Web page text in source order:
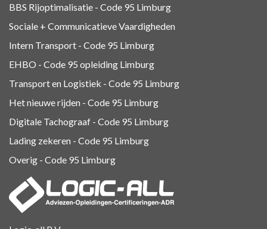
BBS Rijoptimalisatie - Code 95 Limburg
Sociale + Communicatieve Vaardigheden
Intern Transport - Code 95 Limburg
EHBO - Code 95 opleiding Limburg
Transport en Logistiek - Code 95 Limburg
Het nieuwe rijden - Code 95 Limburg
Digitale Tachograaf - Code 95 Limburg
Lading zekeren - Code 95 Limburg
Overig - Code 95 Limburg